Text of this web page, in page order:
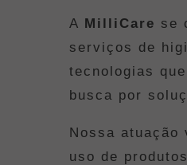
A MilliCare se
serviços de
tecnologias
busca por
Nossa atuação
uso de